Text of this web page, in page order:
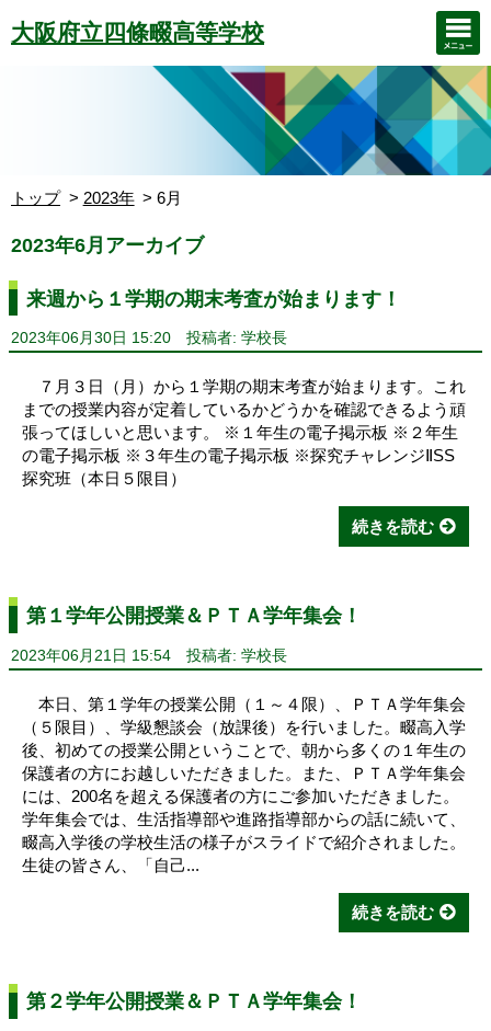
大阪府立四條畷高等学校
トップ 2023年 6月
2023年6月アーカイブ
来週から１学期の期末考査が始まります！
2023年06月30日 15:20 投稿者: 学校長
７月３日（月）から１学期の期末考査が始まります。これ
までの授業内容が定着しているかどうかを確認できるよう頑
張ってほしいと思います。 ※１年生の電子掲示板 ※２年生
の電子掲示板 ※３年生の電子掲示板 ※探究チャレンジⅡSS
探究班（本日５限目）
続きを読む
第１学年公開授業＆ＰＴＡ学年集会！
2023年06月21日 15:54 投稿者: 学校長
本日、第１学年の授業公開（１～４限）、ＰＴＡ学年集会
（５限目）、学級懇談会（放課後）を行いました。畷高入学
後、初めての授業公開ということで、朝から多くの１年生の
保護者の方にお越しいただきました。また、ＰＴＡ学年集会
には、200名を超える保護者の方にご参加いただきました。
学年集会では、生活指導部や進路指導部からの話に続いて、
畷高入学後の学校生活の様子がスライドで紹介されました。
生徒の皆さん、「自己...
続きを読む
第２学年公開授業＆ＰＴＡ学年集会！